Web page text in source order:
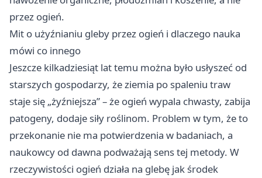
przez ogień.
Mit o użyźnianiu gleby przez ogień i dlaczego nauka
mówi co innego
Jeszcze kilkadziesiąt lat temu można było usłyszeć od
starszych gospodarzy, że ziemia po spaleniu traw
staje się „żyźniejsza” – że ogień wypala chwasty, zabija
patogeny, dodaje siły roślinom. Problem w tym, że to
przekonanie nie ma potwierdzenia w badaniach, a
naukowcy od dawna podważają sens tej metody. W
rzeczywistości ogień działa na glebę jak środek